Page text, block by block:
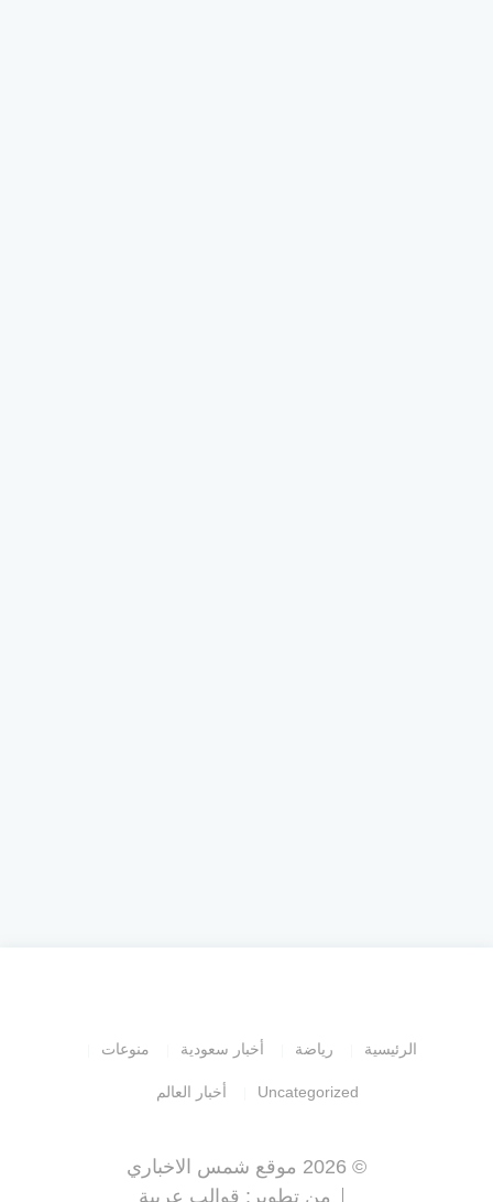
الرئيسية رياضة أخبار سعودية منوعات
Uncategorized أخبار العالم
© 2026 موقع شمس الاخباري
من تطوير: قوالب عربية